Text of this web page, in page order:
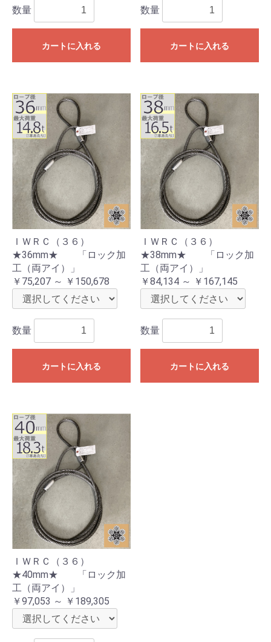
数量
カートに入れる
数量
カートに入れる
ＩＷＲＣ（３６）
★36mm★ 「ロック加
工（両アイ）」
￥75,207 ～ ￥150,678
数量
カートに入れる
ＩＷＲＣ（３６）
★38mm★ 「ロック加
工（両アイ）」
￥84,134 ～ ￥167,145
数量
カートに入れる
ＩＷＲＣ（３６）
★40mm★ 「ロック加
工（両アイ）」
￥97,053 ～ ￥189,305